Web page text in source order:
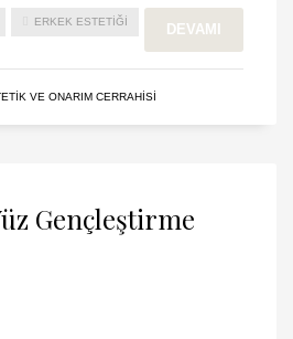
ERKEK ESTETIĞI DEVAMI
VE ONARIM CERRAHISI
Gençleştirme